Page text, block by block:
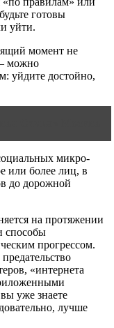
готовы
уйти.
момент не
можно
уйдите достойно,
микро-
или более лиц, в
до дорожной
на протяжении
способы
прогрессом.
«интернета
уже знаете
лучше